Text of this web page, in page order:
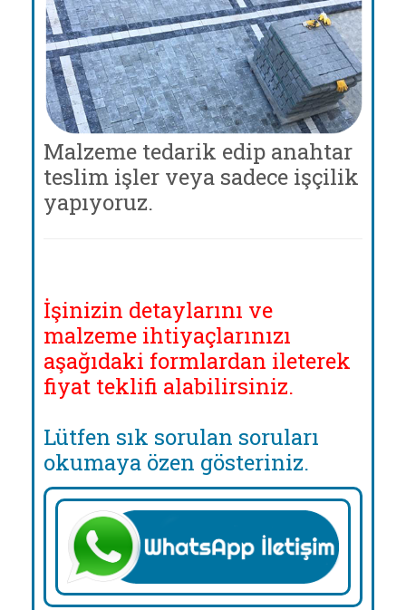
Malzeme tedarik edip anahtar
teslim işler veya sadece işçilik
yapıyoruz.
İşinizin detaylarını ve
malzeme ihtiyaçlarınızı
aşağıdaki formlardan ileterek
fiyat teklifi alabilirsiniz.
Lütfen sık sorulan soruları
okumaya özen gösteriniz.